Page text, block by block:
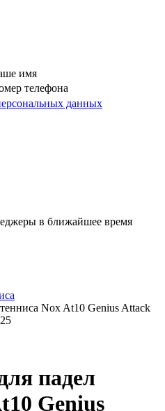
имя
телефона
данных
в ближайшее время
Nox At10 Genius Attack
падел
Genius